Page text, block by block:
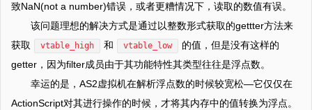
致NaN(not a number)错误，或者更糟情况下，读取的数值有误。
该问题理想的解决方式是通过以整数形式获取的gettter方法来
获取
vtable_high 和 vtable_low
的值，但是没有这样的
getter，因为filter成员由于其功能特性其类型往往是浮点数。
幸运的是，AS2虚拟机在解析浮点数的时候较宽松—它仅仅在
ActionScript对其进行操作的时候，才将其内存中的值转换为浮点。